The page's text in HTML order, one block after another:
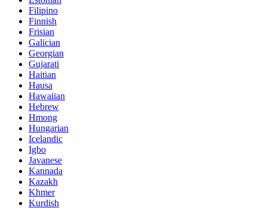
Filipino
Finnish
Frisian
Galician
Georgian
Gujarati
Haitian
Hausa
Hawaiian
Hebrew
Hmong
Hungarian
Icelandic
Igbo
Javanese
Kannada
Kazakh
Khmer
Kurdish